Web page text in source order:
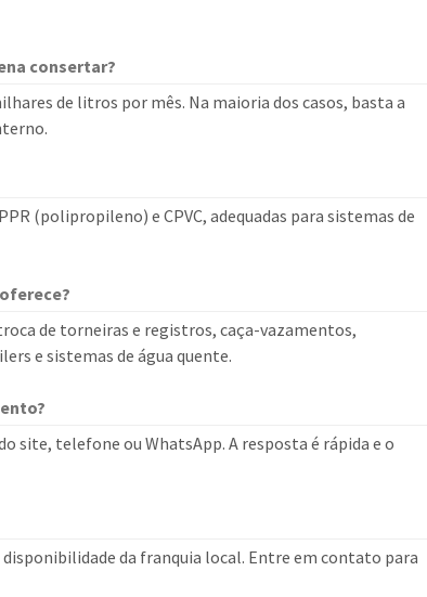
consertar?
de litros por mês. Na maioria dos casos, basta a
(polipropileno) e CPVC, adequadas para sistemas de
de torneiras e registros, caça-vazamentos,
e sistemas de água quente.
site, telefone ou WhatsApp. A resposta é rápida e o
da franquia local. Entre em contato para